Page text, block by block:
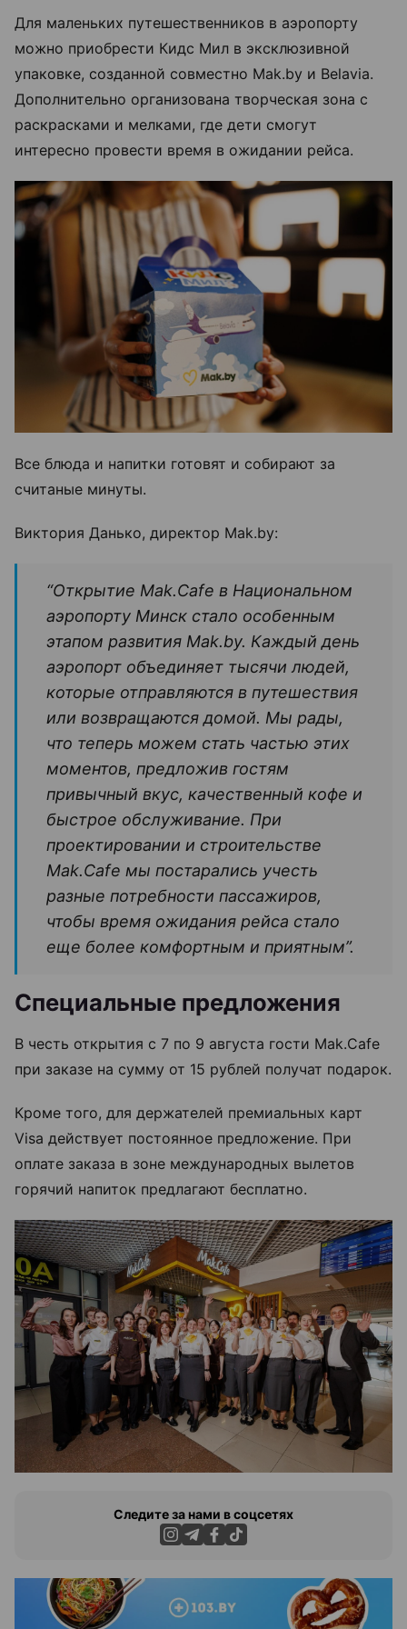
Для маленьких путешественников в аэропорту
можно приобрести Кидс Мил в эксклюзивной
упаковке, созданной совместно Mak.by и Belavia.
Дополнительно организована творческая зона с
раскрасками и мелками, где дети смогут
интересно провести время в ожидании рейса.
Все блюда и напитки готовят и собирают за
считаные минуты.
Виктория Данько, директор Mak.by:
“Открытие Mak.Cafe в Национальном
аэропорту Минск стало особенным
этапом развития Mak.by. Каждый день
аэропорт объединяет тысячи людей,
которые отправляются в путешествия
или возвращаются домой. Мы рады,
что теперь можем стать частью этих
моментов, предложив гостям
привычный вкус, качественный кофе и
быстрое обслуживание. При
проектировании и строительстве
Mak.Cafe мы постарались учесть
разные потребности пассажиров,
чтобы время ожидания рейса стало
еще более комфортным и приятным”.
Специальные предложения
В честь открытия с 7 по 9 августа гости Mak.Cafe
при заказе на сумму от 15 рублей получат подарок.
Кроме того, для держателей премиальных карт
Visa действует постоянное предложение. При
оплате заказа в зоне международных вылетов
горячий напиток предлагают бесплатно.
Следите за нами в соцсетях